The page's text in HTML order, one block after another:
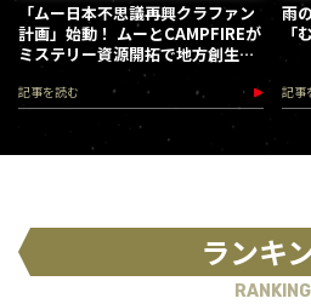
「ムー日本不思議再興クラファン
計画」始動！ ムーとCAMPFIREが
ミステリー資源開拓で地方創生を
記事を読む
雨
「
記事
ランキ
RANKING